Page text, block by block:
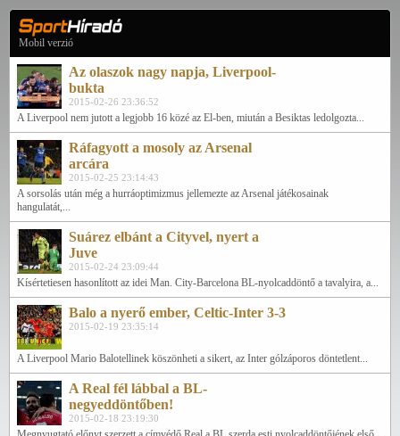
Mobil verzió
Az olaszok nagy napja, Liverpool-
bukta
2015-02-26 23:36:52
A Liverpool nem jutott a legjobb 16 közé az El-ben, miután a Besiktas ledolgozta...
Ráfagyott a mosoly az Arsenal
arcára
2015-02-25 23:14:43
A sorsolás után még a hurráoptimizmus jellemezte az Arsenal játékosainak
hangulatát,...
Suárez elbánt a Cityvel, nyert a
Juve
2015-02-24 23:09:44
Kísértetiesen hasonlított az idei Man. City-Barcelona BL-nyolcaddöntő a tavalyira, a...
Balo a nyerő ember, Celtic-Inter 3-3
2015-02-19 23:35:14
A Liverpool Mario Balotellinek köszönheti a sikert, az Inter gólzáporos döntetlent...
A Real fél lábbal a BL-
negyeddöntőben!
2015-02-18 23:19:30